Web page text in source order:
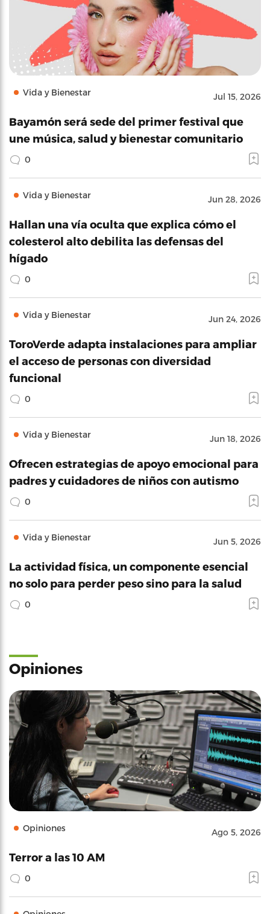
Vida y Bienestar Jul 15, 2026
Bayamón será sede del primer festival que
une música, salud y bienestar comunitario
0
Vida y Bienestar Jun 28, 2026
Hallan una vía oculta que explica cómo el
colesterol alto debilita las defensas del
hígado
0
Vida y Bienestar Jun 24, 2026
ToroVerde adapta instalaciones para ampliar
el acceso de personas con diversidad
funcional
0
Vida y Bienestar Jun 18, 2026
Ofrecen estrategias de apoyo emocional para
padres y cuidadores de niños con autismo
0
Vida y Bienestar Jun 5, 2026
La actividad física, un componente esencial
no solo para perder peso sino para la salud
0
Opiniones
Opiniones Ago 5, 2026
Terror a las 10 AM
0